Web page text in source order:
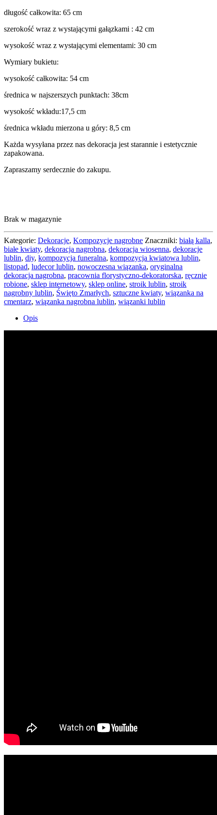
długość całkowita: 65 cm
szerokość wraz z wystającymi gałązkami : 42 cm
wysokość wraz z wystającymi elementami: 30 cm
Wymiary bukietu:
wysokość całkowita: 54 cm
średnica w najszerszych punktach: 38cm
wysokość wkładu:17,5 cm
średnica wkładu mierzona u góry: 8,5 cm
Każda wysyłana przez nas dekoracja jest starannie i estetycznie
zapakowana.
Zapraszamy serdecznie do zakupu.
Brak w magazynie
Kategorie: Dekoracje, Kompozycje nagrobne Znaczniki: białą kalla,
białe kwiaty, dekoracja nagrobna, dekoracja wiosenna, dekoracje
lublin, diy, kompozycja funeralna, kompozycja kwiatowa lublin,
listopad, ludecor lublin, nowoczesna wiązanka, oryginalna
dekoracja nagrobna, pracownia florystyczno-dekoratorska, ręcznie
robione, sklep internetowy, sklep online, stroik lublin, stroik
nagrobny lublin, Święto Zmarłych, sztuczne kwiaty, wiązanka na
cmentarz, wiązanka nagrobna lublin, wiązanki lublin
Opis